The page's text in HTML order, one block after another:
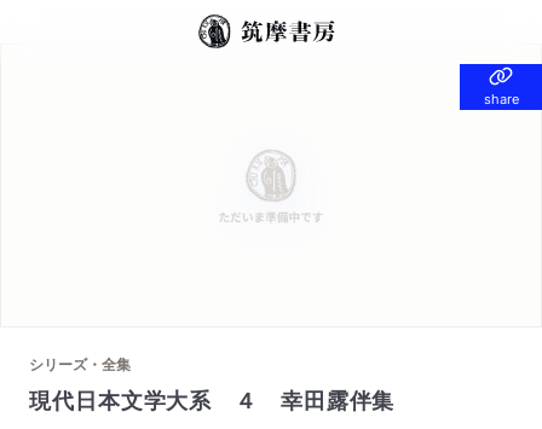
share
share
シリーズ・全集
現代日本文学大系 ４ 幸田露伴集